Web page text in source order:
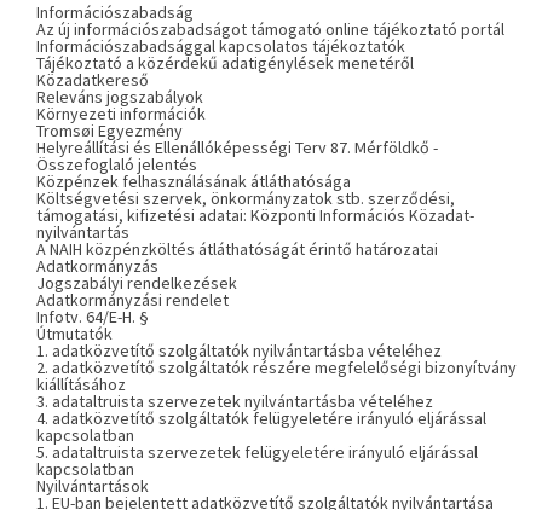
Információszabadság
Az új információszabadságot támogató online tájékoztató portál
Információszabadsággal kapcsolatos tájékoztatók
Tájékoztató a közérdekű adatigénylések menetéről
Közadatkereső
Releváns jogszabályok
Környezeti információk
Tromsøi Egyezmény
Helyreállítási és Ellenállóképességi Terv 87. Mérföldkő -
Összefoglaló jelentés
Közpénzek felhasználásának átláthatósága
Költségvetési szervek, önkormányzatok stb. szerződési,
támogatási, kifizetési adatai: Központi Információs Közadat-
nyilvántartás
A NAIH közpénzköltés átláthatóságát érintő határozatai
Adatkormányzás
Jogszabályi rendelkezések
Adatkormányzási rendelet
Infotv. 64/E-H. §
Útmutatók
1. adatközvetítő szolgáltatók nyilvántartásba vételéhez
2. adatközvetítő szolgáltatók részére megfelelőségi bizonyítvány
kiállításához
3. adataltruista szervezetek nyilvántartásba vételéhez
4. adatközvetítő szolgáltatók felügyeletére irányuló eljárással
kapcsolatban
5. adataltruista szervezetek felügyeletére irányuló eljárással
kapcsolatban
Nyilvántartások
1. EU-ban bejelentett adatközvetítő szolgáltatók nyilvántartása